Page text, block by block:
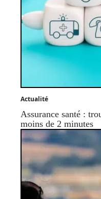
Actualité
Assurance santé :
moins de 2 minutes